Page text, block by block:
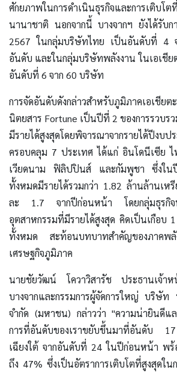
ศักยภาพในการดำเนินธุรกิจและการเติบโต
นานาชาติ นอกจากนี้ บางจากฯ ยังได้รับก
2567 ในกลุ่มบริษัทไทย เป็นอันดับที่ 4
อันดับ และในกลุ่มบริษัทพลังงาน ในเอเชีย
อันดับที่ 6 จาก 60 บริษัท
การจัดอันดับดังกล่าวสำหรับภูมิภาคเอเชีย
นิตยสาร Fortune เป็นปีที่ 2 ของการรวบร
มีรายได้สูงสุดโดยพิจารณาจากรายไ
ครอบคลุม 7 ประเทศ ได้แก่ อินโดนีเซีย ไ
เวียดนาม ฟิลิปปินส์ และกัมพูชา ซึ่งใ
ทั้งหมดมีรายได้รวมกว่า 1.82 ล้านล้านเ
ละ 1.7 จากปีก่อนหน้า โดยกลุ่มธุรกิจพ
อุตสาหกรรมที่มีรายได้สูงสุด คิดเป็นเกือบ
ทั้งหมด สะท้อนบทบาทสำคัญของภาคพลั
เศรษฐกิจภูมิภาค
นายชัยวัฒน์ โควาวิสารัช ประธานเจ้าห
บางจากและกรรมการผู้จัดการใหญ่ บริษัท
จำกัด (มหาชน) กล่าวว่า "ความน่ายินดีแ
การที่อันดับของเราขยับขึ้นมาที่อันดับ
เฉียงใต้ จากอันดับที่ 24 ในปีก่อนหน้า พร้
ถึง 47% ซึ่งเป็นอัตราการเติบโตที่สูงสุดใ